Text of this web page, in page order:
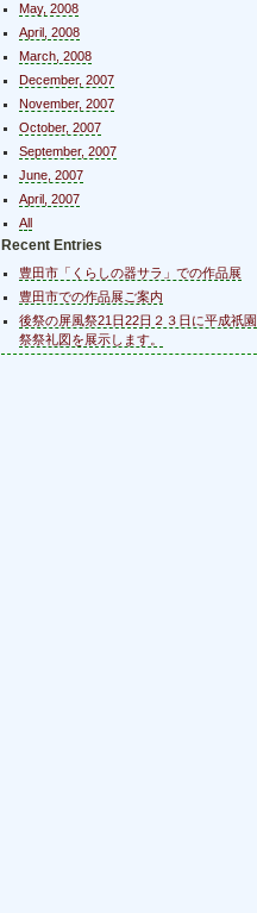
May, 2008
April, 2008
March, 2008
December, 2007
November, 2007
October, 2007
September, 2007
June, 2007
April, 2007
All
Recent Entries
豊田市「くらしの器サラ」での作品展
豊田市での作品展ご案内
後祭の屏風祭21日22日２３日に平成祇園
祭祭礼図を展示します。